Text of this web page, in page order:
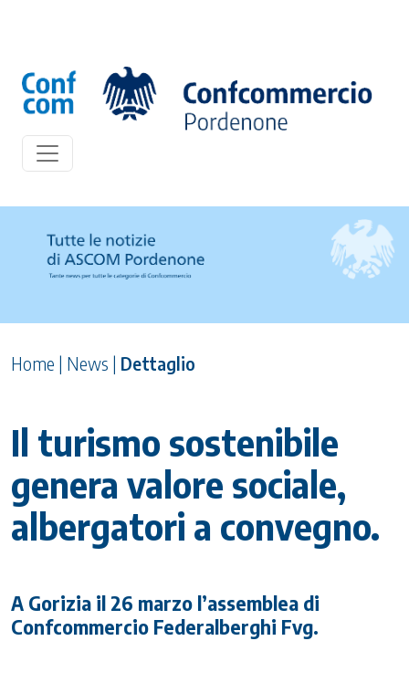
Home | News | Dettaglio
Il turismo sostenibile
genera valore sociale,
albergatori a convegno.
A Gorizia il 26 marzo l’assemblea di
Confcommercio Federalberghi Fvg.